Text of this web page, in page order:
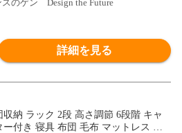
スのゲン Design the Future
詳細を見る
収納 ラック 2段 高さ調節 6段階 キャ
ー付き 寝具 布団 毛布 マットレス 収